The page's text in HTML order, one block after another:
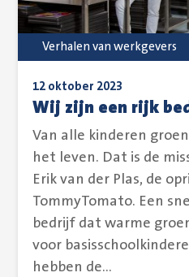
Wij zijn een rijk
12 oktober 2023
Van alle kinderen
het leven. Dat is de
Erik van der Plas, de
TommyTomato. Een
bedrijf dat warme
voor
hebben de...
Verhalen van werkgevers